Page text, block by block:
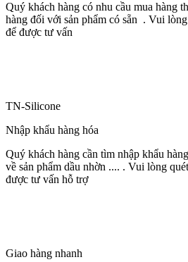
Quý khách hàng có nhu cầu mua hàng
hàng đối với sản phẩm có sẵn . Vui
để được tư vấn
TN-Silicone
Nhập khẩu hàng hóa
Quý khách hàng cần tìm nhập khẩu
về sản phẩm dầu nhờn .... . Vui lòng
được tư vấn hỗ trợ
Giao hàng nhanh